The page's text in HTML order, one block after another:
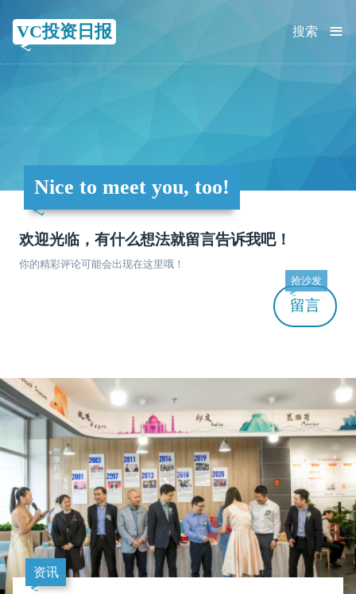
VC投资日报 ≡
搜索
Nice to meet you, too!
欢迎光临，有什么想法就留言告诉我吧！
你的精彩评论可能会出现在这里哦！
留言
抢沙发
资讯